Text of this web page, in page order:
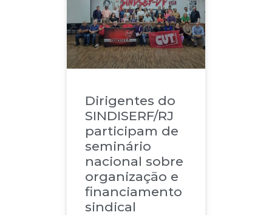
Dirigentes do
SINDISERF/RJ
participam de
seminário
nacional sobre
organização e
financiamento
sindical